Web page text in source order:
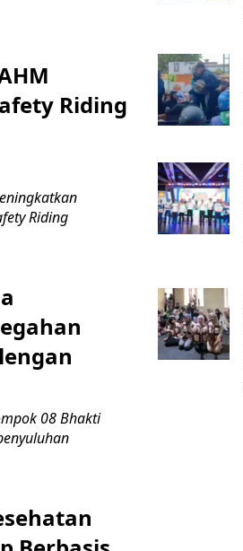
Riding
Riding
08 Bhakti